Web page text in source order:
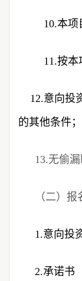
10.本项
11.按本
12.意向投
的其他条件；
13.无偷
（二）
1.意向投
2.承诺书